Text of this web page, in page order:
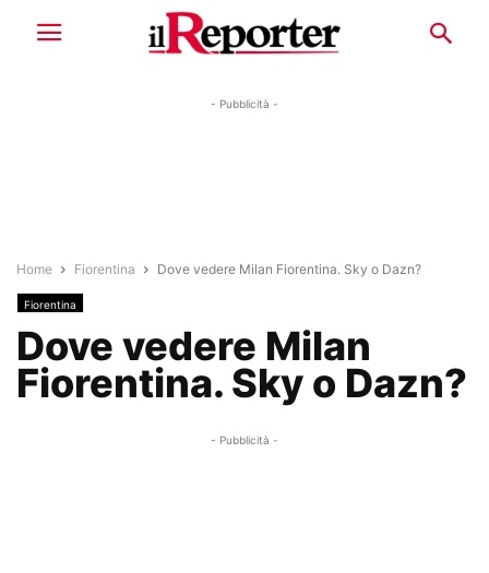
- Pubblicità -
Home Fiorentina Dove vedere Milan Fiorentina. Sky o Dazn?
Fiorentina
Dove vedere Milan
Fiorentina. Sky o Dazn?
- Pubblicità -